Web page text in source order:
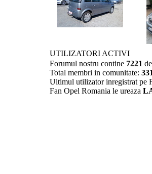
UTILIZATORI ACTIVI
Forumul nostru contine 7221
Total membri in comunitate:
Ultimul utilizator inregistrat pe
Fan Opel Romania le ureaza